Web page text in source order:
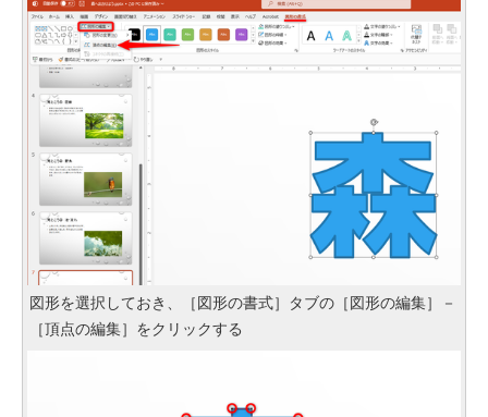
図形を選択しておき、［図形の書式］タブの［図形の編集］－
［頂点の編集］をクリックする